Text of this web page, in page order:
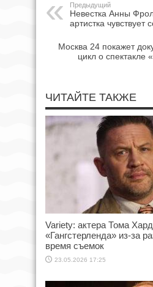
Предыдущий
Невестка Анны
артистка чувствует
Москва 24 покажет
цикл о спектакле
ЧИТАЙТЕ ТАКЖЕ
Variety: актера Тома
«Гангстерленда» из-за
время съемок
23.05.2026 17:25